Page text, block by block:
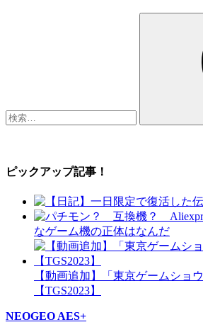
ピックアップ記事！
なゲーム機の正体はなんだ
【動画追加】「東京ゲームショ
【TGS2023】
NEOGEO AES+